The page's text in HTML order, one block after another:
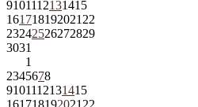
9101112131415
161718192021 22
23242526272829
3031
1
2345678
9101112131415
161718192021 22